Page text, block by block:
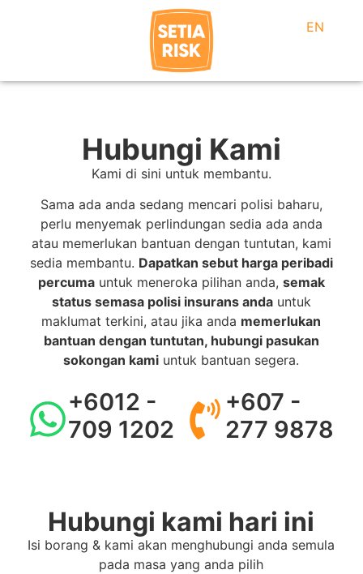
EN
Hubungi Kami
Kami di sini untuk membantu.
Sama ada anda sedang mencari polisi baharu,
perlu menyemak perlindungan sedia ada anda
atau memerlukan bantuan dengan tuntutan, kami
sedia membantu. Dapatkan sebut harga peribadi
percumauntuk meneroka pilihan anda, semak
status semasa polisi insurans andauntuk
maklumat terkini, atau jika anda memerlukan
bantuan dengan tuntutan, hubungi pasukan
sokongan kami untuk bantuan segera.
+6012 -
709 1202
+607 -
277 9878
Hubungi kami hari ini
Isi borang & kami akan menghubungi anda semula
pada masa yang anda pilih